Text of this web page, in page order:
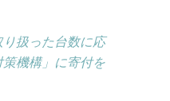
扱った台数に応
策機構」に寄付を